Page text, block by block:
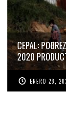
CEPAL:
2020
ENERO 28,